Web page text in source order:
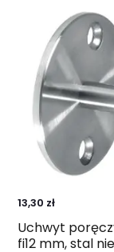
13,30 zł
Uchwyt
fi12 mm, stal